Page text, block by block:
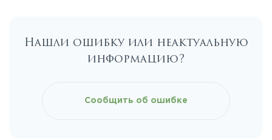
Каширское
Нашли ошибку или неактуальную
информацию?
Сообщить об ошибке